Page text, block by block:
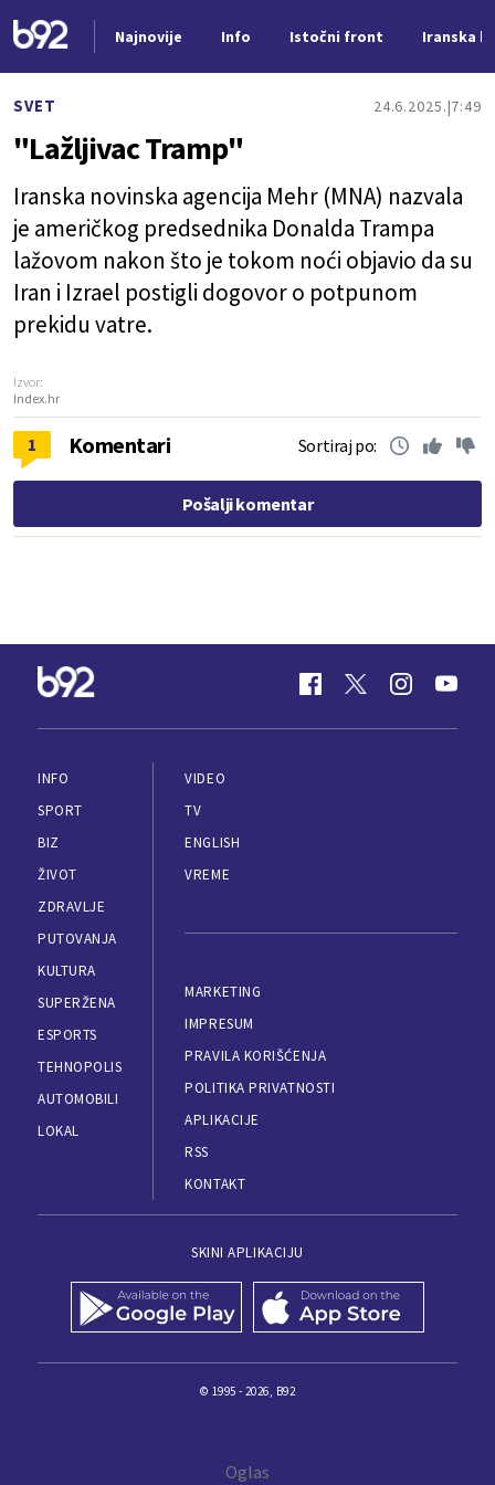
Najnovije Info Istočni front Iranska
SVET 24.6.2025. 7:49
"Lažljivac Tramp"
Iranska novinska agencija Mehr (MNA) nazvala
je američkog predsednika Donalda Trampa
lažovom nakon što je tokom noći objavio da su
Iran i Izrael postigli dogovor o potpunom
prekidu vatre.
Izvor:
Index.hr
1 Komentari Sortiraj po:
Pošalji komentar
INFO
SPORT
BIZ
ŽIVOT
ZDRAVLJE
PUTOVANJA
KULTURA
SUPERŽENA
ESPORTS
TEHNOPOLIS
AUTOMOBILI
LOKAL
VIDEO
TV
ENGLISH
VREME
MARKETING
IMPRESUM
PRAVILA KORIŠĆENJA
POLITIKA PRIVATNOSTI
APLIKACIJE
RSS
KONTAKT
SKINI APLIKACIJU
© 1995 - 2026, B92